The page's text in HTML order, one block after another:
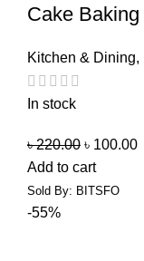
Cake Baking
Kitchen & Dining,
In stock
৳220.00 ৳ 100.00
Add to cart
Sold By: BITSFO
-55%